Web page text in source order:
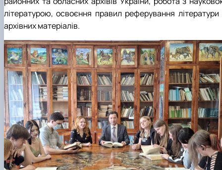
літературою, освоєння правил реферування літератури
архівних матеріалів.